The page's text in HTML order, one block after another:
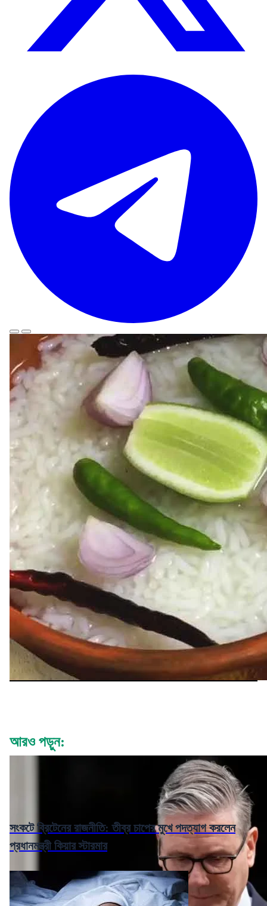
আরও পড়ুন:
সংকটে ব্রিটেনের রাজনীতি: তীব্র চাপের মুখে পদত্যাগ করলেন
প্রধানমন্ত্রী কিয়ার স্টারমার